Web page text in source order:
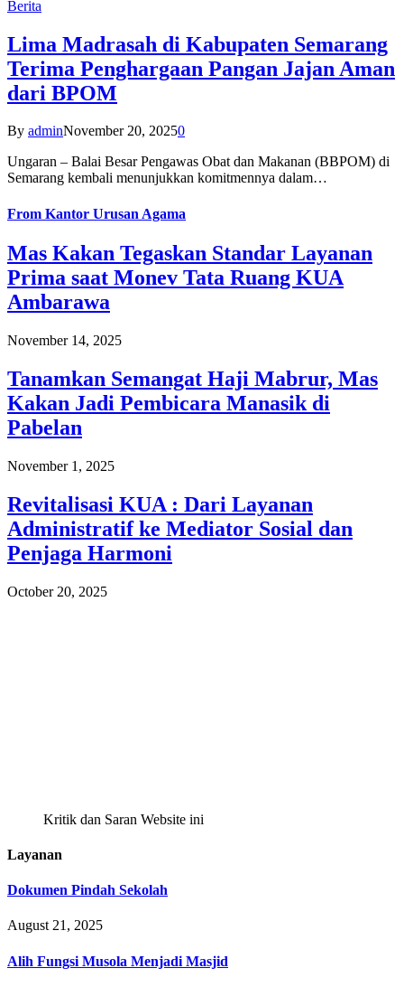
Berita
Lima Madrasah di Kabupaten Semarang
Terima Penghargaan Pangan Jajan Aman
dari BPOM
By adminNovember 20, 20250
Ungaran – Balai Besar Pengawas Obat dan Makanan (BBPOM) di
Semarang kembali menunjukkan komitmennya dalam…
From Kantor Urusan Agama
Mas Kakan Tegaskan Standar Layanan
Prima saat Monev Tata Ruang KUA
Ambarawa
November 14, 2025
Tanamkan Semangat Haji Mabrur, Mas
Kakan Jadi Pembicara Manasik di
Pabelan
November 1, 2025
Revitalisasi KUA : Dari Layanan
Administratif ke Mediator Sosial dan
Penjaga Harmoni
October 20, 2025
Kritik dan Saran Website ini
Layanan
Dokumen Pindah Sekolah
August 21, 2025
Alih Fungsi Musola Menjadi Masjid